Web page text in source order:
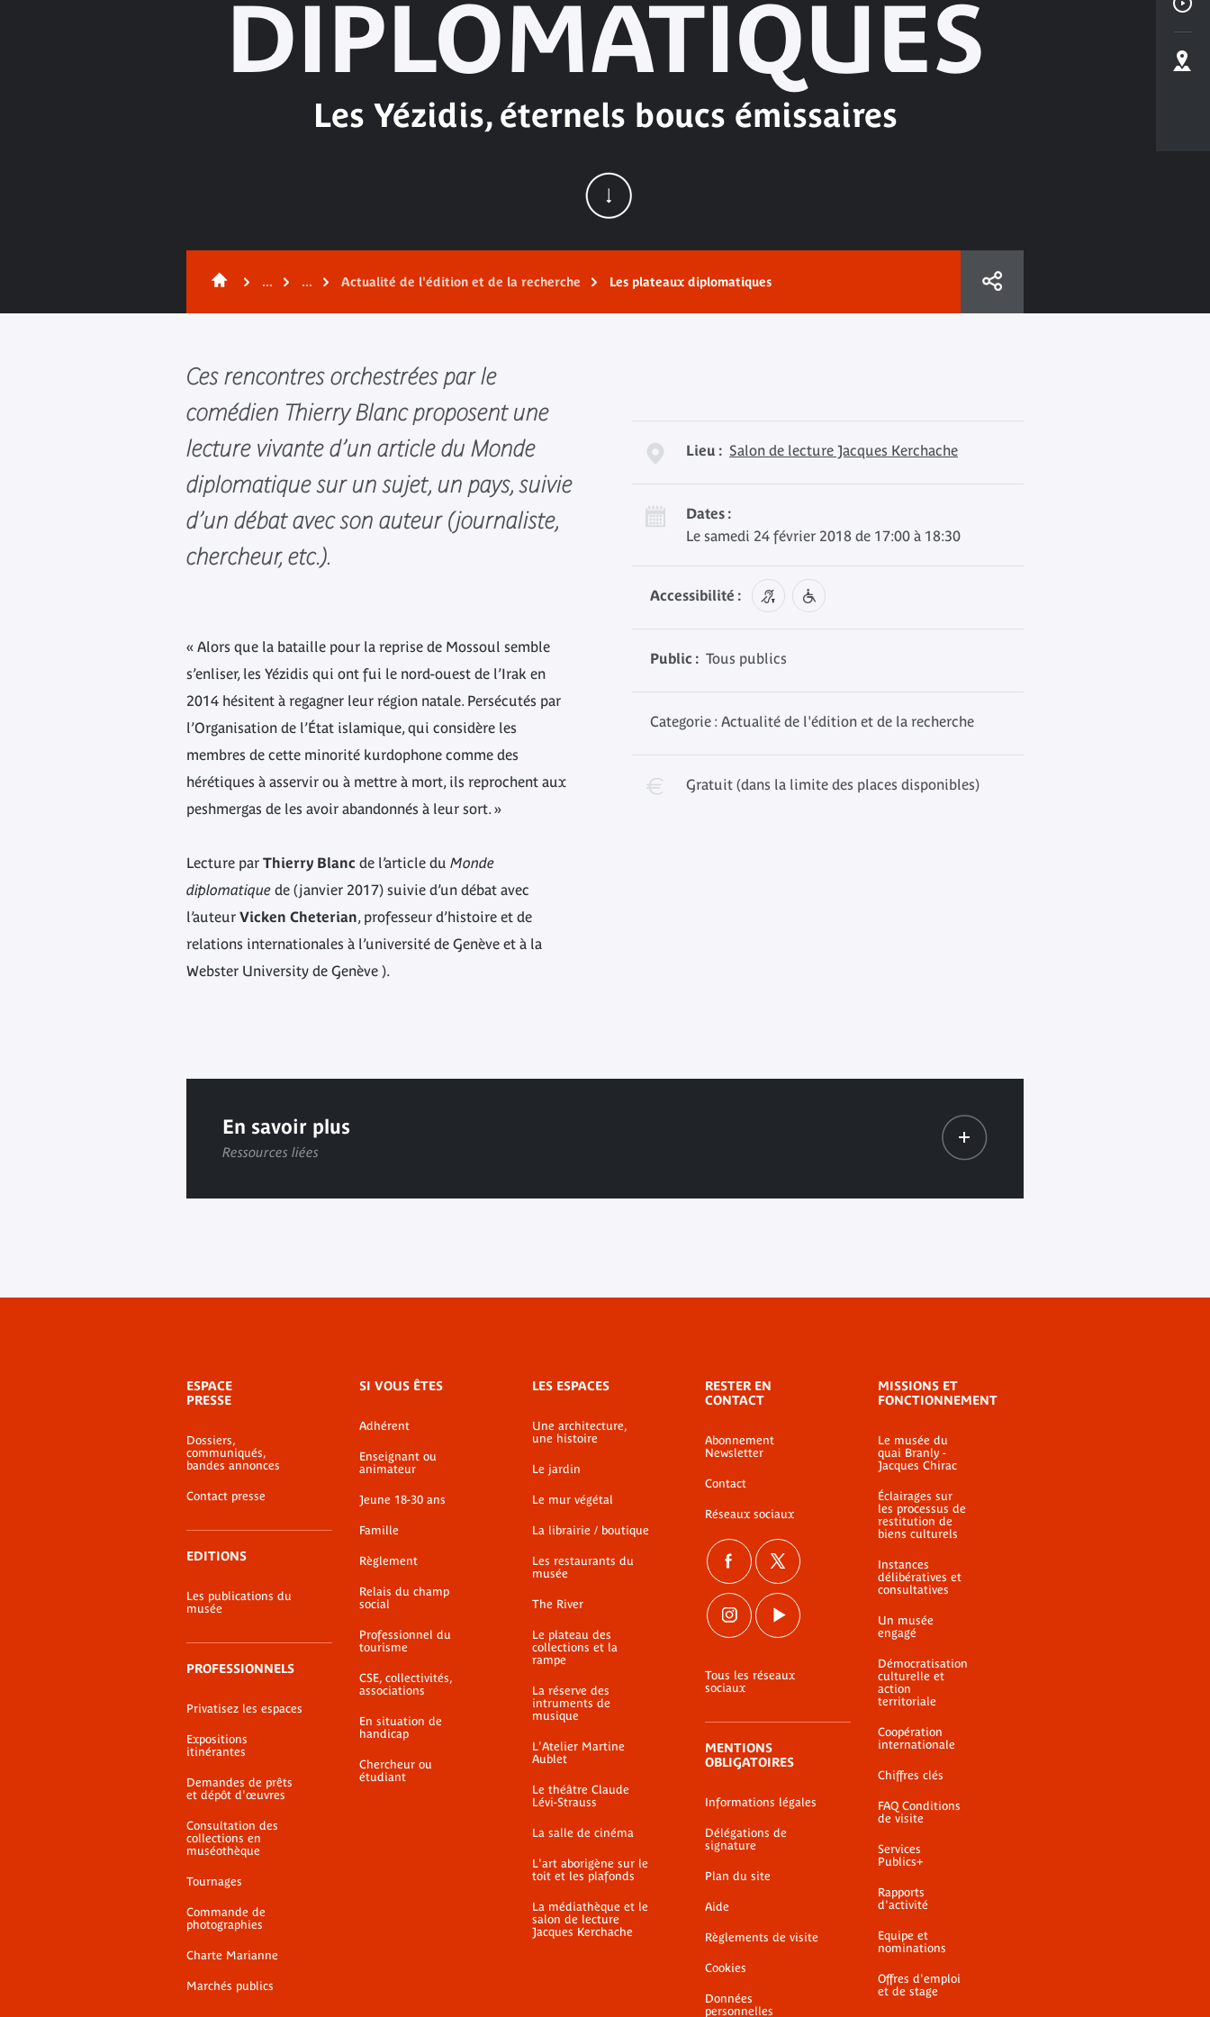
DIPLOMATIQUES
Les Yézidis, éternels boucs émissaires
... ... Actualité de l'édition et de la recherche Les plateaux diplomatiques
Ces rencontres orchestrées par le
comédien Thierry Blanc proposent une
lecture vivante d’un article du Monde
diplomatique sur un sujet, un pays, suivie
d’un débat avec son auteur (journaliste,
chercheur, etc.).
« Alors que la bataille pour la reprise de Mossoul semble
s’enliser, les Yézidis qui ont fui le nord-ouest de l’Irak en
2014 hésitent à regagner leur région natale. Persécutés par
l’Organisation de l’État islamique, qui considère les
membres de cette minorité kurdophone comme des
hérétiques à asservir ou à mettre à mort, ils reprochent aux
peshmergas de les avoir abandonnés à leur sort. »
Lecture par Thierry Blanc de l’article du Monde
diplomatique de (janvier 2017) suivie d’un débat avec
l’auteur Vicken Cheterian, professeur d’histoire et de
relations internationales à l’université de Genève et à la
Webster University de Genève ).
Lieu : Salon de lecture Jacques Kerchache
Dates :
Le samedi 24 février 2018 de 17:00 à 18:30
Accessibilité :
Public : Tous publics
Categorie : Actualité de l'édition et de la recherche
Gratuit (dans la limite des places disponibles)
En savoir plus
Ressources liées
de
bas-
page
ESPACE
PRESSE
Dossiers,
communiqués,
bandes annonces
Contact presse
EDITIONS
Les publications du
musée
PROFESSIONNELS
Privatisez les espaces
Expositions
itinérantes
Demandes de prêts
et dépôt d'œuvres
Consultation des
collections en
muséothèque
Tournages
Commande de
photographies
Charte Marianne
Marchés publics
SI VOUS ÊTES
Adhérent
Enseignant ou
animateur
Jeune 18-30 ans
Famille
Règlement
Relais du champ
social
Professionnel du
tourisme
CSE, collectivités,
associations
En situation de
handicap
Chercheur ou
étudiant
LES ESPACES
Une architecture,
une histoire
Le jardin
Le mur végétal
La librairie / boutique
Les restaurants du
musée
The River
Le plateau des
collections et la
rampe
La réserve des
intruments de
musique
L'Atelier Martine
Aublet
Le théâtre Claude
Lévi-Strauss
La salle de cinéma
L'art aborigène sur le
toit et les plafonds
La médiathèque et le
salon de lecture
Jacques Kerchache
RESTER EN
CONTACT
Abonnement
Newsletter
Contact
Réseaux sociaux
Tous les réseaux
sociaux
MENTIONS
OBLIGATOIRES
Informations légales
Délégations de
signature
Plan du site
Aide
Règlements de visite
Cookies
Données
personnelles
MISSIONS ET
FONCTIONNEMENT
Le musée du
quai Branly -
Jacques Chirac
Éclairages sur
les processus de
restitution de
biens culturels
Instances
délibératives et
consultatives
Un musée
engagé
Démocratisation
culturelle et
action
territoriale
Coopération
internationale
Chiffres clés
FAQ Conditions
de visite
Services
Publics+
Rapports
d'activité
Equipe et
nominations
Offres d'emploi
et de stage